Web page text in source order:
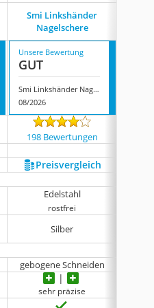
Smi Linkshänder
Nagelschere
Unsere Bewertung
GUT
Smi Linkshänder Nagelschere
08/2026
198 Bewertungen
Preis­vergleich
Edelstahl
rostfrei
Silber
gebogene Schneiden
sehr präzise